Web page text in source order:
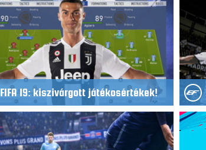
FIFA 19: kiszivárgott játékosértékek!